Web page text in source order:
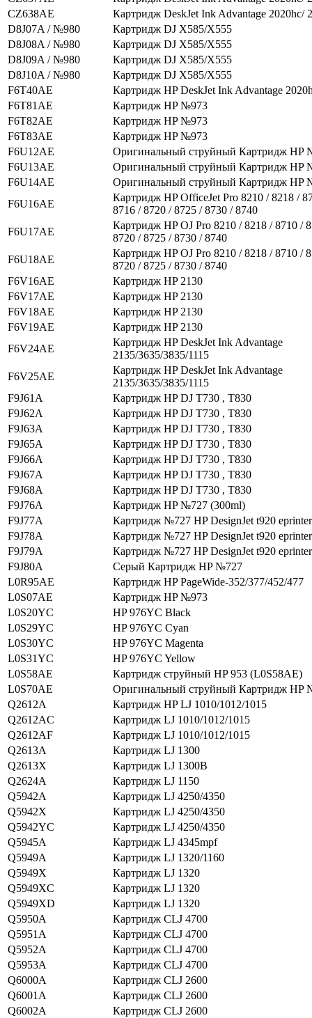
CZ638AE
Картридж DeskJet Ink Advantage 2020hc/
D8J07A / №980
Картридж DJ X585/X555
D8J08A / №980
Картридж DJ X585/X555
D8J09A / №980
Картридж DJ X585/X555
D8J10A / №980
Картридж DJ X585/X555
F6T40AE
Картридж HP DeskJet Ink Advantage
F6T81AE
Картридж HP №973
F6T82AE
Картридж HP №973
F6T83AE
Картридж HP №973
F6U12AE
Оригинальный струйный Картридж HP
F6U13AE
Оригинальный струйный Картридж HP
F6U14AE
Оригинальный струйный Картридж HP
F6U16AE
Картридж HP OfficeJet Pro 8210 / 8218 /
8716 / 8720 / 8725 / 8730 / 8740
F6U17AE
Картридж HP OJ Pro 8210 / 8218 / 8710 /
8720 / 8725 / 8730 / 8740
F6U18AE
Картридж HP OJ Pro 8210 / 8218 / 8710 /
8720 / 8725 / 8730 / 8740
F6V16AE
Картридж HP 2130
F6V17AE
Картридж HP 2130
F6V18AE
Картридж HP 2130
F6V19AE
Картридж HP 2130
F6V24AE
Картридж HP DeskJet Ink Advantage
2135/3635/3835/1115
F6V25AE
Картридж HP DeskJet Ink Advantage
2135/3635/3835/1115
F9J61A
Картридж HP DJ T730 , T830
F9J62A
Картридж HP DJ T730 , T830
F9J63A
Картридж HP DJ T730 , T830
F9J65A
Картридж HP DJ T730 , T830
F9J66A
Картридж HP DJ T730 , T830
F9J67A
Картридж HP DJ T730 , T830
F9J68A
Картридж HP DJ T730 , T830
F9J76A
Картридж HP №727 (300ml)
F9J77A
Картридж №727 HP DesignJet t920 eprinter
F9J78A
Картридж №727 HP DesignJet t920 eprinter
F9J79A
Картридж №727 HP DesignJet t920 eprinter
F9J80A
Серый Картридж HP №727
L0R95AE
Картридж HP PageWide-352/377/452/477
L0S07AE
Картридж HP №973
L0S20YC
HP 976YC Black
L0S29YC
HP 976YC Cyan
L0S30YC
HP 976YC Magenta
L0S31YC
HP 976YC Yellow
L0S58AE
Картридж струйный HP 953 (L0S58AE)
L0S70AE
Оригинальный струйный Картридж HP
Q2612A
Картридж HP LJ 1010/1012/1015
Q2612AC
Картридж LJ 1010/1012/1015
Q2612AF
Картридж LJ 1010/1012/1015
Q2613A
Картридж LJ 1300
Q2613X
Картридж LJ 1300В
Q2624A
Картридж LJ 1150
Q5942A
Картридж LJ 4250/4350
Q5942X
Картридж LJ 4250/4350
Q5942YC
Картридж LJ 4250/4350
Q5945A
Картридж LJ 4345mpf
Q5949A
Картридж LJ 1320/1160
Q5949X
Картридж LJ 1320
Q5949XC
Картридж LJ 1320
Q5949XD
Картридж LJ 1320
Q5950A
Картридж CLJ 4700
Q5951A
Картридж CLJ 4700
Q5952A
Картридж CLJ 4700
Q5953A
Картридж CLJ 4700
Q6000A
Картридж CLJ 2600
Q6001A
Картридж CLJ 2600
Q6002A
Картридж CLJ 2600